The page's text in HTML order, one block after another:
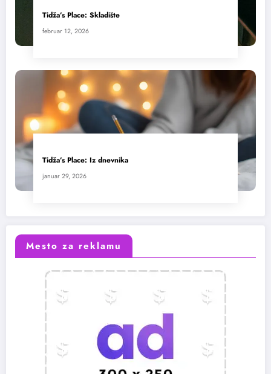
Tidža’s Place: Skladište
februar 12, 2026
Tidža’s Place: Iz dnevnika
januar 29, 2026
Mesto za reklamu